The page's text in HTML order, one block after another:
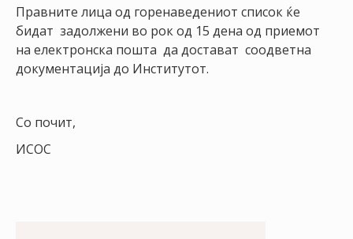
АЖУРИРАЈ
ПОДАТОЦИ
Правните лица од горенаведениот список ќе
бидат задолжени во рок од 15 дена од приемот
на електронска пошта да достават соодветна
документација до Институтот.
Со почит,
ИСОС